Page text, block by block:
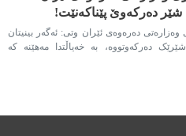
شێر دەرکەوێ پێناکەنێت!
وەزارەتی دەرەوەی ئێران وتی: ئەگەر بینیتان
دەرکەوتووە، بە خەیاڵتدا مەهێنە کە